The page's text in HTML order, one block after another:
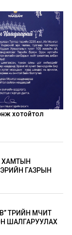
хотойтол
ХАМТЫН
ГАЗРЫН
ТӨРИЙН ӨМЧИТ
ШАЛГАРУУЛАХ